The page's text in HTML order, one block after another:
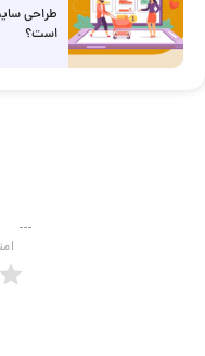
طراحی
است؟